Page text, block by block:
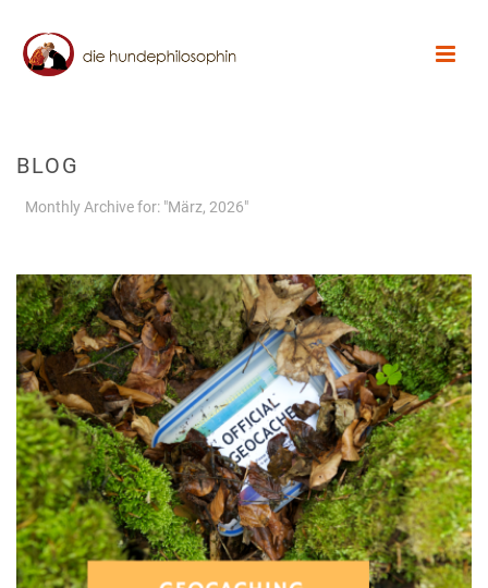
BLOG
Monthly Archive for: "März, 2026"